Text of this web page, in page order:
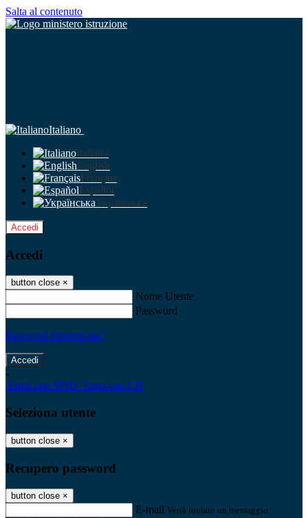
Salta al contenuto
Italiano
Italiano
English
Français
Español
Українська
Accedi
Accedi
button close ×
Nome Utente
Password
Password dimenticata?
-
Entra con SPID Entra con CIE
Seleziona utente
button close ×
Recupero password
button close ×
E-mail Verrà inviato un messaggio